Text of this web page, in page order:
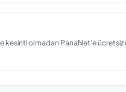
kesinti olmadan PanaNet'e ücretsiz